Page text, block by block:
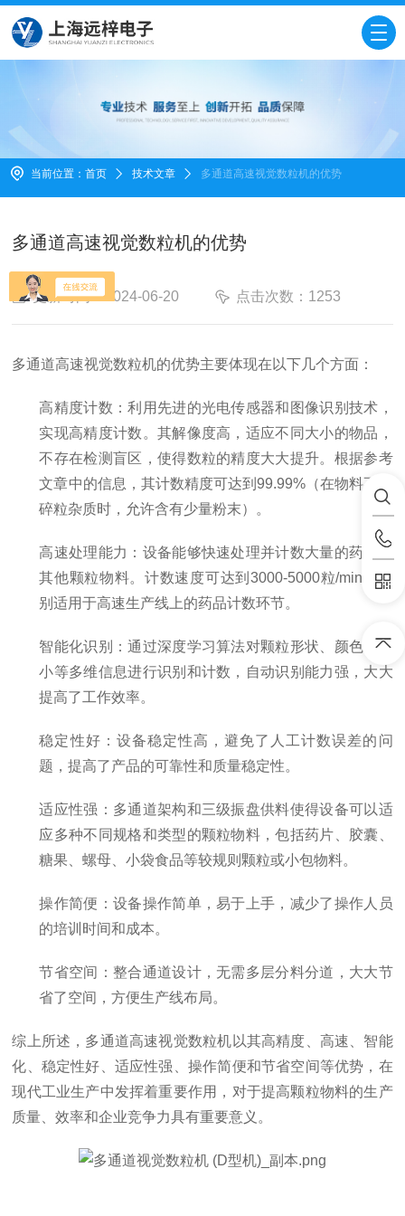
当前位置： 首页 技术文章 多通道高速视觉数粒机的优势
多通道高速视觉数粒机的优势
更新时间：2024-06-20 点击次数：1253
多通道高速视觉数粒机的优势主要体现在以下几个方面：
高精度计数：利用先进的光电传感器和图像识别技术，
实现高精度计数。其解像度高，适应不同大小的物品，
不存在检测盲区，使得数粒的精度大大提升。根据参考
文章中的信息，其计数精度可达到99.99%（在物料不含
碎粒杂质时，允许含有少量粉末）。
高速处理能力：设备能够快速处理并计数大量的药品或
其他颗粒物料。计数速度可达到3000-5000粒/min，特
别适用于高速生产线上的药品计数环节。
智能化识别：通过深度学习算法对颗粒形状、颜色、大
小等多维信息进行识别和计数，自动识别能力强，大大
提高了工作效率。
稳定性好：设备稳定性高，避免了人工计数误差的问
题，提高了产品的可靠性和质量稳定性。
适应性强：多通道架构和三级振盘供料使得设备可以适
应多种不同规格和类型的颗粒物料，包括药片、胶囊、
糖果、螺母、小袋食品等较规则颗粒或小包物料。
操作简便：设备操作简单，易于上手，减少了操作人员
的培训时间和成本。
节省空间：整合通道设计，无需多层分料分道，大大节
省了空间，方便生产线布局。
综上所述，多通道高速视觉数粒机以其高精度、高速、智能
化、稳定性好、适应性强、操作简便和节省空间等优势，在
现代工业生产中发挥着重要作用，对于提高颗粒物料的生产
质量、效率和企业竞争力具有重要意义。